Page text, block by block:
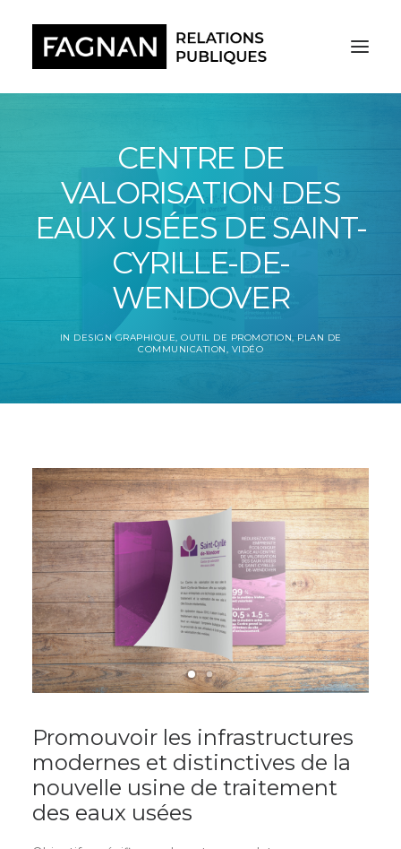
RECHERCHE
CENTRE DE
VALORISATION DES
EAUX USÉES DE SAINT-
CYRILLE-DE-
WENDOVER
IN DESIGN GRAPHIQUE, OUTIL DE PROMOTION, PLAN DE
COMMUNICATION, VIDÉO
Promouvoir les infrastructures
modernes et distinctives de la
nouvelle usine de traitement
des eaux usées